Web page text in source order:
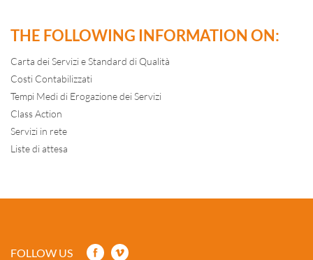
THE FOLLOWING INFORMATION ON:
Carta dei Servizi e Standard di Qualità
Costi Contabilizzati
Tempi Medi di Erogazione dei Servizi
Class Action
Servizi in rete
Liste di attesa
FOLLOW US